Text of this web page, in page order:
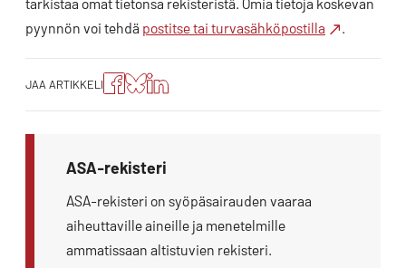
pyynnön voi tehdä postitse tai turvasähköpostilla .
JAA ARTIKKELI
Jaa
artikkeli
Facebookissa
Jaa
artikkeli
Blueskyssa
Jako:
Jaa
artikkeli
ASA-rekisteri
ASA-rekisteri on syöpäsairauden vaaraa
aiheuttaville aineille ja menetelmille
ammatissaan altistuvien rekisteri.